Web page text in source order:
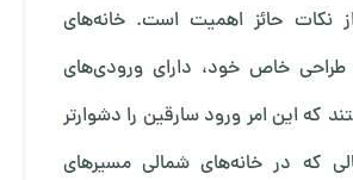
نکات حائز اهمیت است. خانه‌های
طراحی خاص خود، دارای ورودی‌های
که این امر ورود سارقین را دشوارتر
که در خانه‌های شمالی مسیرهای